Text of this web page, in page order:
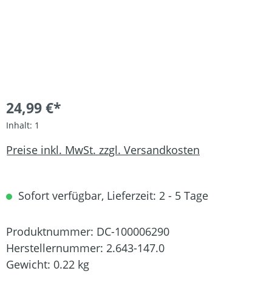
24,99 €*
Inhalt: 1
Preise inkl. MwSt. zzgl. Versandkosten
Sofort verfügbar, Lieferzeit: 2 - 5 Tage
Produktnummer: DC-100006290
Herstellernummer: 2.643-147.0
Gewicht: 0.22 kg